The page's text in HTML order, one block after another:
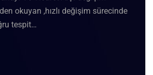
okuyan ,hızlı değişim sürecinde
tespit…